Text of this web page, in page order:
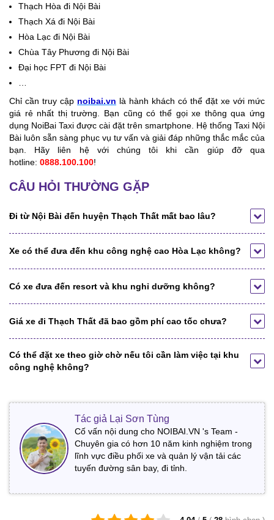
Thạch Hòa đi Nội Bài
Thạch Xá đi Nội Bài
Hòa Lạc đi Nội Bài
Chùa Tây Phương đi Nội Bài
Đại học FPT đi Nội Bài
Chỉ cần truy cập noibai.vn là hành khách có thể đặt xe với mức
giá rẻ nhất thị trường. Bạn cũng có thể gọi xe thông qua ứng
dụng NoiBai Taxi được cài đặt trên smartphone. Hệ thống Taxi Nội
Bài luôn sẵn sàng phục vụ tư vấn và giải đáp những thắc mắc của
bạn. Hãy liên hệ với chúng tôi khi cần giúp đỡ qua
hotline: 0888.100.100!
CÂU HỎI THƯỜNG GẶP
Đi từ Nội Bài đến huyện Thạch Thất mất bao lâu?
Xe có thể đưa đến khu công nghệ cao Hòa Lạc không?
Có xe đưa đến resort và khu nghỉ dưỡng không?
Giá xe đi Thạch Thất đã bao gồm phí cao tốc chưa?
Có thể đặt xe theo giờ chờ nếu tôi cần làm việc tại khu
công nghệ không?
Tác giả Lại Sơn Tùng
Cố vấn nội dung cho NOIBAI.VN 's Team -
Chuyên gia có hơn 10 năm kinh nghiệm trong
lĩnh vực điều phối xe và quản lý vận tải các
tuyến đường sân bay, đi tỉnh.